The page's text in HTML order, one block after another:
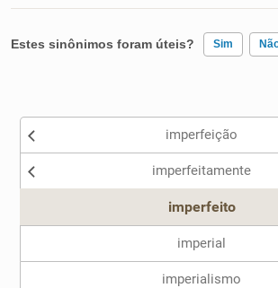
Estes sinônimos foram úteis? Sim
Nenhum dos sinônimos apresentados me
imperfeição
imperfeitamente
imperfeito
imperial
imperialismo